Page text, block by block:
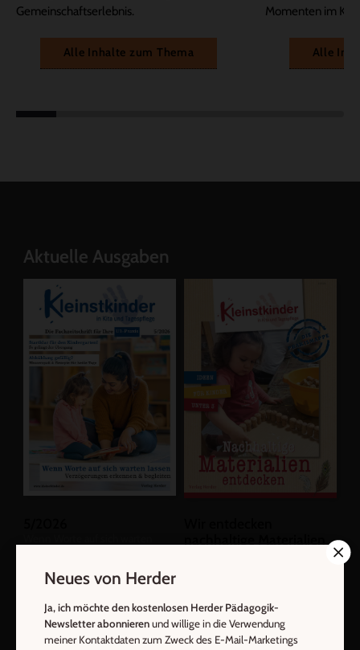
Gemeinschaftserlebnis.
Alle Inhalte zum Thema
Momenten im
Alle
Aktuelle Ausgaben
Zum Heft
Alle Hefte
Zum Heft
Alle Hefte
Neues von Herder
Ja, ich möchte den kostenlosen Herder Pädagogik-
Newsletter abonnierenund willige in die Verwendung
meiner Kontaktdaten zum Zweck des E-Mail-Marketings